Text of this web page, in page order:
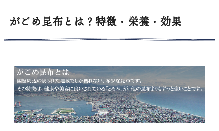
がごめ昆布とは？特徴・栄養・効果